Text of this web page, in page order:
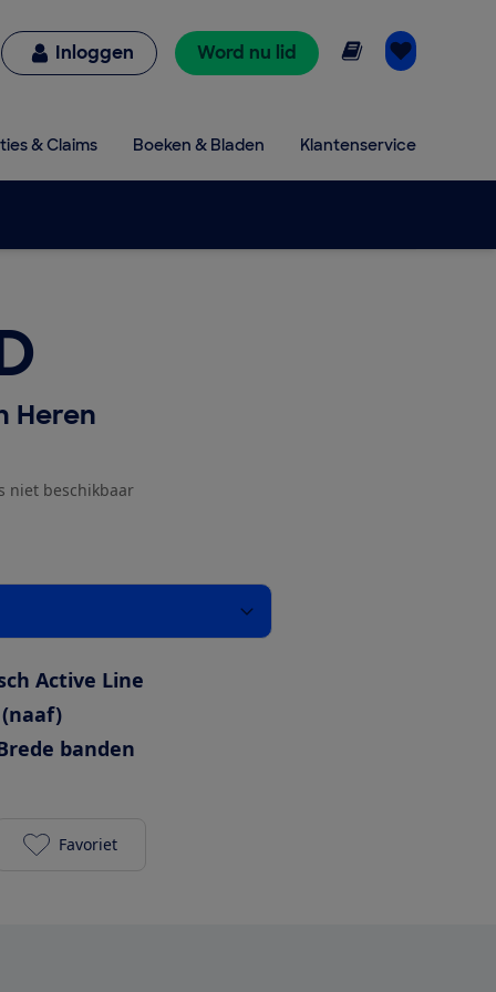
Inloggen Word nu lid Online lezen
& Claims Boeken & Bladen Klantenservice
Heren
niet beschikbaar
Active Line
banden
Dutch ID Infinity 40 500Wh Heren toevoegen aan
Favoriet